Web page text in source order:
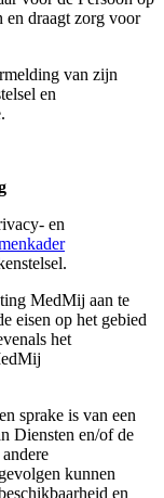
en draagt zorg voor
van zijn
en
en
MedMij aan te
eisen op het gebied
het
sprake is van een
Diensten en/of de
kunnen
en